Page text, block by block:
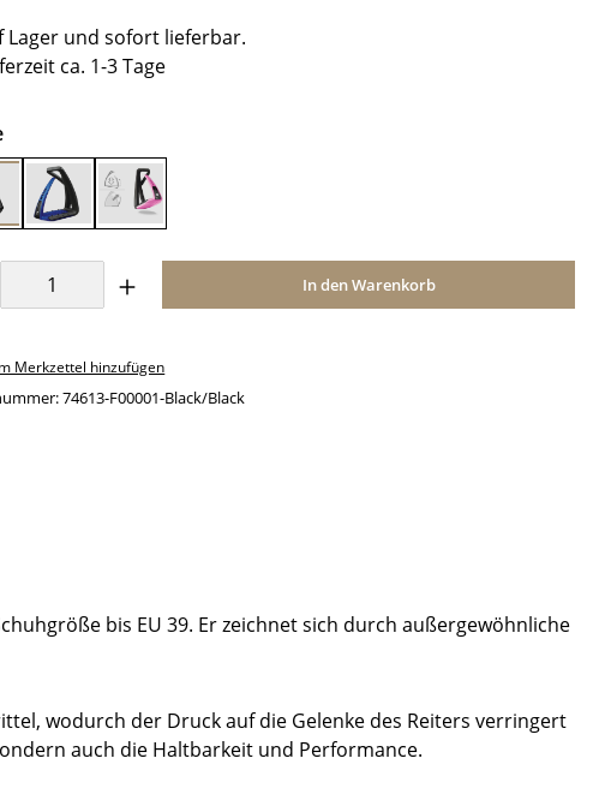
Lager und sofort lieferbar.
ca. 1-3 Tage
auswählen
BlackBlack/NavyBlack/Pink
Anzahl: Gib den gewünschten Wert
In den Warenkorb
Merkzettel hinzufügen
74613-F00001-Black/Black
bis EU 39. Er zeichnet sich durch außergewöhnliche
wodurch der Druck auf die Gelenke des Reiters verringert
auch die Haltbarkeit und Performance.